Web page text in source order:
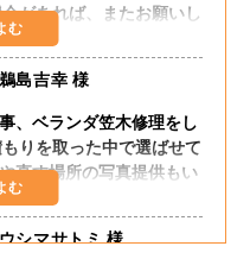
があれば、またお願いし
鵜島吉幸 様
、ベランダ笠木修理をし
りを取った中で選ばせて
直す場所の写真提供もい
ろも聞いてくださりまし
思った予算で出来まし
話しやすく足繁く来て
シマサトミ 様